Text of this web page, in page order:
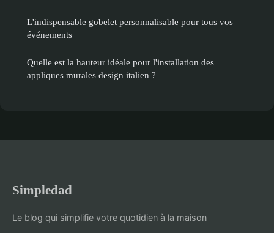
L'indispensable gobelet personnalisable pour tous vos
événements
Quelle est la hauteur idéale pour l'installation des
appliques murales design italien ?
Simpledad
Le blog qui simplifie votre quotidien à la maison